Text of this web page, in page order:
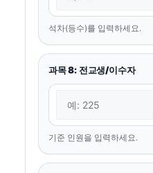
석차(등수)를 입력하세요.
과목 8: 전교생/이수자
기준 인원을 입력하세요.